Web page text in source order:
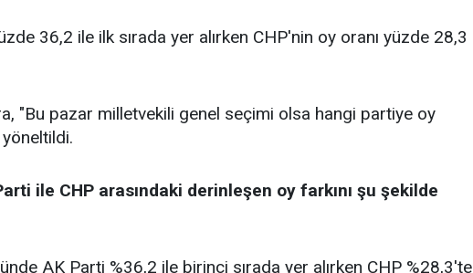
36,2 ile ilk sırada yer alırken CHP'nin oy oranı yüzde 28,3
"Bu pazar milletvekili genel seçimi olsa hangi partiye oy
ile CHP arasındaki derinleşen oy farkını şu şekilde
AK Parti %36,2 ile birinci sırada yer alırken CHP %28,3'te